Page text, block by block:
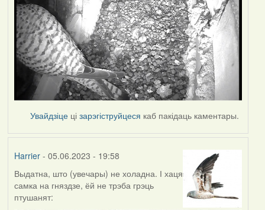
Увайдзіце цізарэгіструйцеся каб пакідаць каментары.
Harrier- 05.06.2023 - 19:58
Выдатна, што (увечары) не холадна. І хаця
самка на гняздзе, ёй не трэба грэць
птушанят: